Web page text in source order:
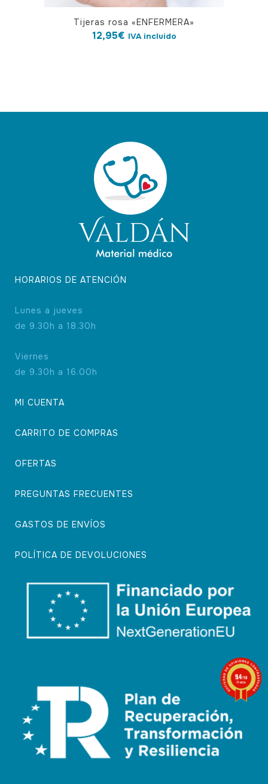
Tijeras rosa «ENFERMERA»
12,95€ IVA incluido
HORARIOS DE ATENCIÓN
Lunes a jueves
de 9.30h a 18.30h
Viernes
de 9.30h a 16.00h
MI CUENTA
CARRITO DE COMPRAS
OFERTAS
PREGUNTAS FRECUENTES
GASTOS DE ENVÍOS
POLÍTICA DE DEVOLUCIONES
9.4/10
74 notas